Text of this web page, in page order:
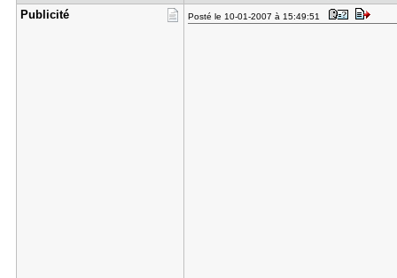
Publicité Posté le 10-01-2007 à 15:49:51